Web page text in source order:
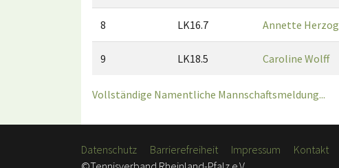
8 LK16.7 Annette Herzog
9 LK18.5 Caroline Wolff
Vollständige Namentliche Mannschaftsmeldung...
Datenschutz Barrierefreiheit Impressum
Kontakt